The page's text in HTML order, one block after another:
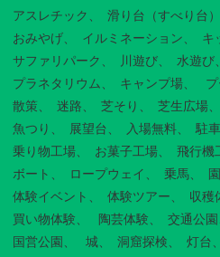
アスレチック 滑り台（すべり台）
おみやげ
イルミネーション キ
サファリパーク
川遊び 水遊び
プラネタリウム
キャンプ場
散策
迷路 芝そり 芝生広場
魚つり
展望台 入場無料 駐
乗り物工場
お菓子工場 飛行機
ボート
ロープウェイ 乗馬
体験イベント
体験ツアー 収穫
買い物体験
陶芸体験 交通公園
国営公園
城 洞窟探検 灯台